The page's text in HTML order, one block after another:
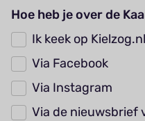
Hoe heb je over de
Ik keek op Kielzog.nl
Via Facebook
Via Instagram
Via de nieuwsbrief